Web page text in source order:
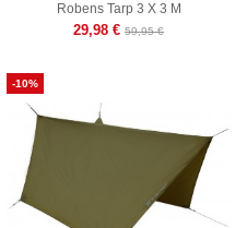
Robens Tarp 3 X 3 M
29,98 € 59,95 €
-10%